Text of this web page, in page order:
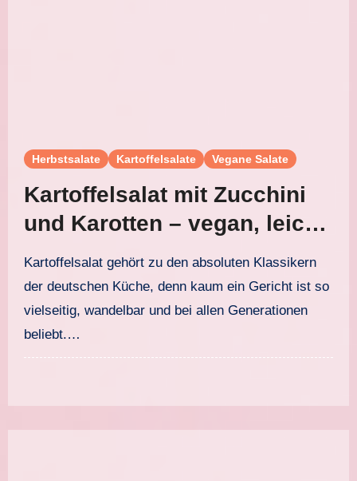
Herbstsalate Kartoffelsalate Vegane Salate
Kartoffelsalat mit Zucchini
und Karotten – vegan, leicht
und lecker
Kartoffelsalat gehört zu den absoluten Klassikern
der deutschen Küche, denn kaum ein Gericht ist so
vielseitig, wandelbar und bei allen Generationen
beliebt.…